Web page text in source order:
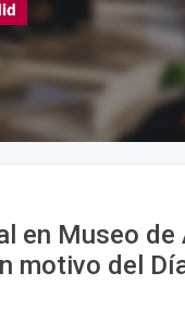
en Museo
motivo del